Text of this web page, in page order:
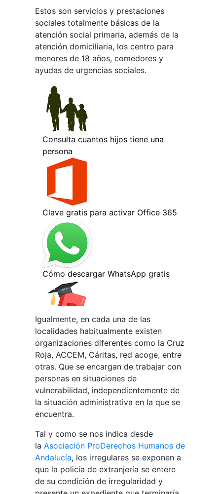
Estos son servicios y prestaciones
sociales totalmente básicas de la
atención social primaria, además de la
atención domiciliaria, los centro para
menores de 18 años, comedores y
ayudas de urgencias sociales.
Igualmente, en cada una de las
localidades habitualmente existen
organizaciones diferentes como la Cruz
Roja, ACCEM, Cáritas, red acoge, entre
otras. Que se encargan de trabajar con
personas en situaciones de
vulnerabilidad, independientemente de
la situación administrativa en la que se
encuentra.
Tal y como se nos indica desde
la Asociación ProDerechos Humanos de
Andalucía, los irregulares se exponen a
que la policía de extranjería se entere
de su condición de irregularidad y